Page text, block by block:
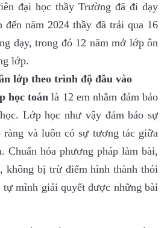
đại học thầy Trường đã đi dạy
đến năm 2024 thầy đã trải qua 16
dạy, trong đó 12 năm mở lớp ôn
lớp.
lớp theo trình độ đầu vào
học toánlà 12 em nhằm đảm bảo
Lớp học như vậy đảm bảo sự
và luôn có sự tương tác giữa
Chuẩn hóa phương pháp làm bài,
không bị trừ điểm hình thành thói
tự mình giải quyết được những bài